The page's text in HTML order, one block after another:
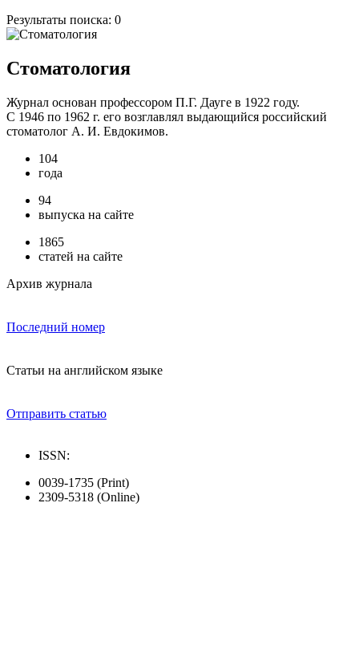
Результаты поиска: 0
Стоматология
Журнал основан профессором П.Г. Дауге в 1922 году.
С 1946 по 1962 г. его возглавлял выдающийся российский
стоматолог А. И. Евдокимов.
104
года
94
выпуска на сайте
1865
статей на сайте
Архив журнала
Последний номер
Статьи на английском языке
Отправить статью
ISSN:
0039-1735 (Print)
2309-5318 (Online)